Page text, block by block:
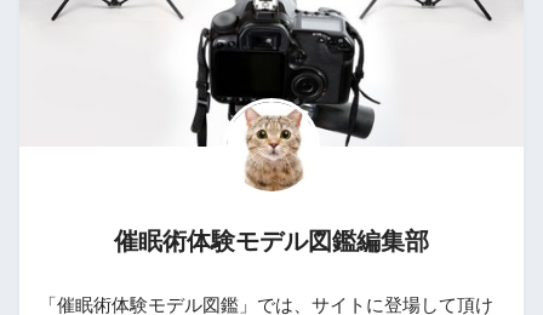
催眠術体験モデル図鑑編集部
「催眠術体験モデル図鑑」では、サイトに登場して頂け